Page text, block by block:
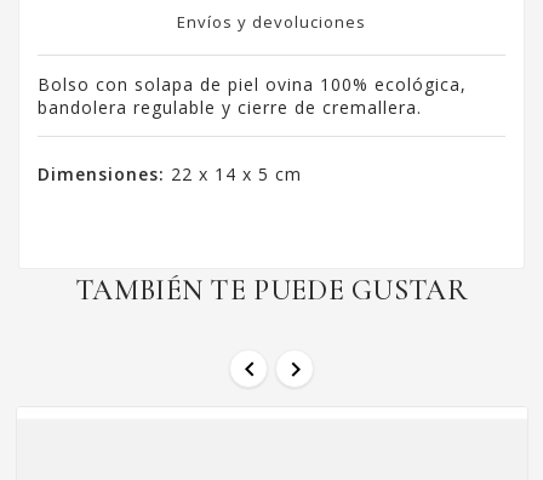
Envíos y devoluciones
Bolso con solapa de piel ovina 100% ecológica,
bandolera regulable y cierre de cremallera.
Dimensiones: 22 x 14 x 5 cm
TAMBIÉN TE PUEDE GUSTAR
 